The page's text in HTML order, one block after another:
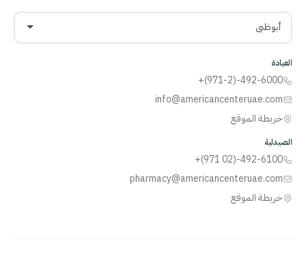
أبوظبي
العيادة
+(971-2)-492-6000
info@americancenteruae.com
خريطة الموقع
الصيدلية
+(971 02)-492-6100
pharmacy@americancenteruae.com
خريطة الموقع